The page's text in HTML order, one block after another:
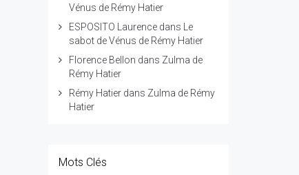
Vénus de Rémy Hatier
ESPOSITO Laurencedans
Le
sabot de Vénus de Rémy Hatier
Florence Bellon dans Zulma de
Rémy Hatier
Rémy Hatierdans Zulma de Rémy
Hatier
Mots Clés